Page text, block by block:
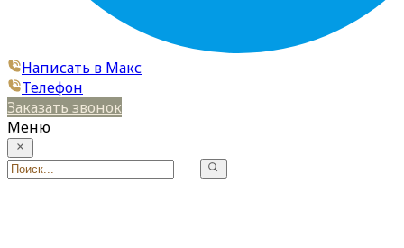
Написать в Макс
Телефон
Заказать звонок
Меню